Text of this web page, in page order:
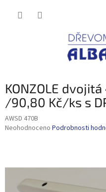
KONZOLE
/90,80 Kč/ks s
AWSD 470B
Průměrné
0,0
Neohodnoceno Podrobnosti